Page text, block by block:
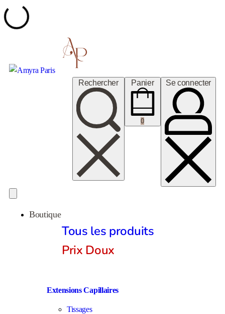
Boutique
Tous les produits
Prix Doux
Extensions Capillaires
Tissages
Rechercher Panier
0
Se connecter